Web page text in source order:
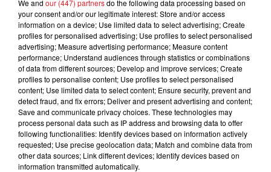
******
Hippodrome du Croisé-Laroche - Galop - 16H15
C1 : 2 - 1 - 4 - 9 - 3 - 13 (Quarté+)
C2 : 1 - 6 - 8 - 2 - 13
C3 : 9 - 1 - 4 - 5 - 8
C4 : 3 - 10 - 4 - 12 - 2
C5 : 1 - 14 - 4 - 5 - 9
C6 : 10 - 7 - 4 - 1 - 2
We and our (447) partnersdo the following data processing based on
your consent and/or our legitimate interest: Store and/or access
information on a device; Use limited data to select advertising; Create
profiles for personalised advertising; Use profiles to select personalised
advertising; Measure advertising performance; Measure content
performance; Understand audiences through statistics or combinations
of data from different sources; Develop and improve services; Create
profiles to personalise content; Use profiles to select personalised
content; Use limited data to select content; Ensure security, prevent and
detect fraud, and fix errors; Deliver and present advertising and content;
Save and communicate privacy choices. These technologies may
process personal data such as IP address and browsing data to offer
following functionalities: Identify devices based on information actively
requested; Use precise geolocation data; Match and combine data from
other data sources; Link different devices; Identify devices based on
information transmitted automatically.